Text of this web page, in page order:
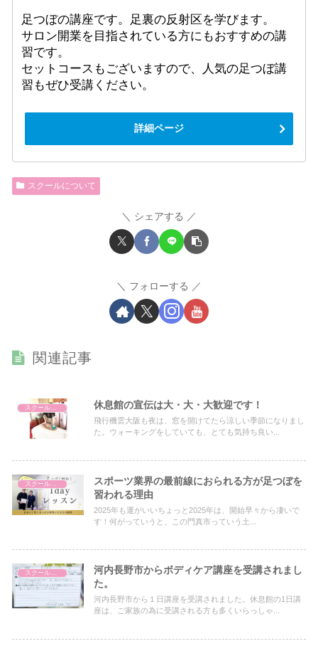
足つぼの講座です。足裏の反射区を学びます。
サロン開業を目指されている方にもおすすめの講
習です。
セットコースもございますので、人気の足つぼ講
習もぜひ受講ください。
詳細ページ
スクールについて
シェアする
フォローする
関連記事
スクールについて 休息館の宣伝は大・大・大歓迎です！
飛行機雲大阪も夜は、窓を開けてたら涼しい季節になりまし
た。ウォーキングをしていても、とても気持ち良い...
スクールについて
スポーツ業界の最前線におられる方が足つぼを
習われる理由
2025年も運がいいちょっと2025年は、開始早々から凄いで
す！何がっていうと、この門真市っていう土...
スクールについて
河内長野市からボディケア講座を受講されまし
た。
河内長野市から１日講座を受講されました。休息館の1日講
座は、ご家族の為に受講される方も多くいらっしゃ...